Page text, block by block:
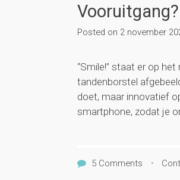
Vooruitgang?
Posted on 2 november
“Smile!” staat er op
tandenborstel
doet, maar innovatief
smartphone, zodat je
5 Comments •